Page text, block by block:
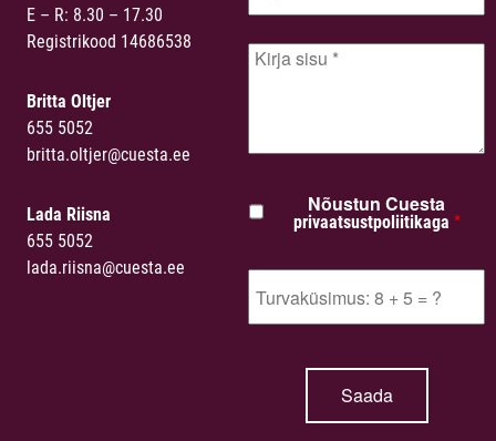
E – R: 8.30 – 17.30
Registrikood 14686538
Britta Oltjer
655 5052
britta.oltjer@cuesta.ee
Lada Riisna
655 5052
lada.riisna@cuesta.ee
Nõustun Cuesta
privaatsustpoliitikaga *